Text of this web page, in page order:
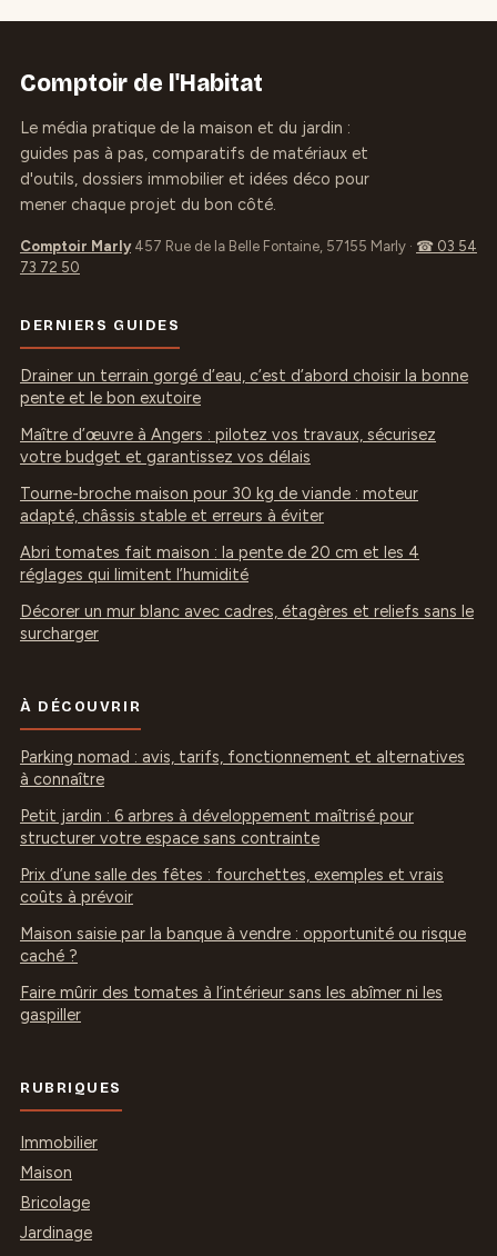
?
Comptoir de l'Habitat
Le média pratique de la maison et du jardin :
guides pas à pas, comparatifs de matériaux et
d'outils, dossiers immobilier et idées déco pour
mener chaque projet du bon côté.
Comptoir Marly 457 Rue de la Belle Fontaine, 57155 Marly · ☎ 03 54
73 72 50
DERNIERS GUIDES
Drainer un terrain gorgé d’eau, c’est d’abord choisir la bonne
pente et le bon exutoire
Maître d’œuvre à Angers : pilotez vos travaux, sécurisez
votre budget et garantissez vos délais
Tourne-broche maison pour 30 kg de viande : moteur
adapté, châssis stable et erreurs à éviter
Abri tomates fait maison : la pente de 20 cm et les 4
réglages qui limitent l’humidité
Décorer un mur blanc avec cadres, étagères et reliefs sans le
surcharger
À DÉCOUVRIR
Parking nomad : avis, tarifs, fonctionnement et alternatives
à connaître
Petit jardin : 6 arbres à développement maîtrisé pour
structurer votre espace sans contrainte
Prix d’une salle des fêtes : fourchettes, exemples et vrais
coûts à prévoir
Maison saisie par la banque à vendre : opportunité ou risque
caché ?
Faire mûrir des tomates à l’intérieur sans les abîmer ni les
gaspiller
RUBRIQUES
Immobilier
Maison
Bricolage
Jardinage